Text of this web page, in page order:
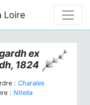
Loire
ex
1824
: Charales
: Nitella